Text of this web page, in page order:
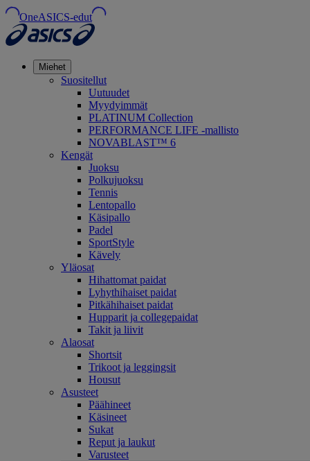
OneASICS-edut
Miehet
Suositellut
Uutuudet
Myydyimmät
PLATINUM Collection
PERFORMANCE LIFE -mallisto
NOVABLAST™ 6
Kengät
Juoksu
Polkujuoksu
Tennis
Lentopallo
Käsipallo
Padel
SportStyle
Kävely
Yläosat
Hihattomat paidat
Lyhythihaiset paidat
Pitkähihaiset paidat
Hupparit ja collegepaidat
Takit ja liivit
Alaosat
Shortsit
Trikoot ja leggingsit
Housut
Asusteet
Päähineet
Käsineet
Sukat
Reput ja laukut
Varusteet